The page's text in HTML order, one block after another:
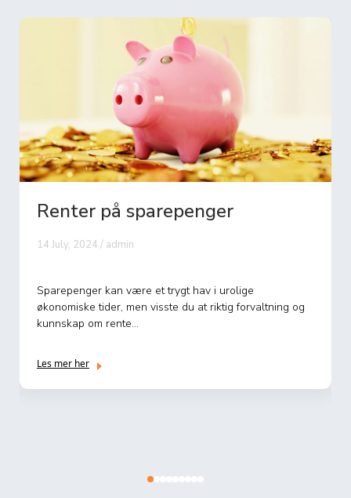
Renter brukskonto
1 July, 2024 / admin
I den komplekse verdenen av banktjenester er renter
brukskonto ikke alltid et prioritert emne. Tradisjonelt sett
har bru...
Les mer her